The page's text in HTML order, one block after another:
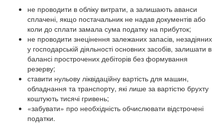
не проводити в обліку витрати, а залишають аванси
сплачені, якщо постачальник не надав документів або
коли до сплати замала сума податку на прибуток;
не проводити знецінення залежаних запасів, незадіяних
у господарській діяльності основних засобів, залишати в
балансі прострочених дебіторів без формування
резерву;
ставити нульову ліквідаційну вартість для машин,
обладнання та транспорту, які лише за вартістю брухту
коштують тисячі гривень;
«забувати» про необхідність обчислювати відстрочені
податки.